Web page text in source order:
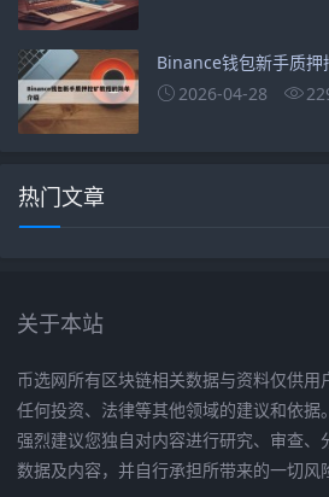
Binance钱包新手质押
2026-04-28
热门文章
关于本站
币选网所有区块链相关数据与资料仅供
任何投资、法律等其他领域的建议和依据。
强烈建议您独自对内容进行研究、审查、
数据及内容，并自行承担所带来的一切风